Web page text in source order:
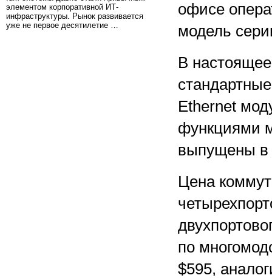
элементом корпоративной ИТ-
инфраструктуры. Рынок развивается
уже не первое десятилетие …
офисе
модель
В
Ethernet
функциями
выпущены в
Цена
по
$595,